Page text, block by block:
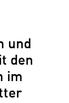
und
den
im